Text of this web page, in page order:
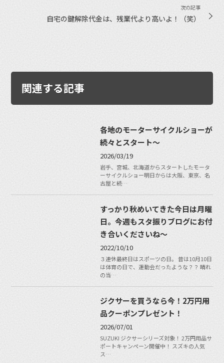
自宅の鍵解除代金は、残業代より高いよ！（笑）
関連する記事
各地のモーターサイクルショーが
続々とスタート〜
2026/03/19
岩手、宮城、北海道からスタートしたモータ
ーサイクルショー明日からは大阪、東京、名
古屋と続…
すっかり秋めいてきた今日は月曜
日。今週もスタ振りブログにお付
き合いくださいね〜
2022/10/10
３連休最終日はスポーツの日。 昔は10月10日
は体育の日で、運動会だったような？？ 晴れ
の当…
ジクサーを買うなら今！2万円用
品クーポンプレゼント！
2026/07/01
SUZUKI ジクサーシリーズ対象！ 2万円用品サ
ポートキャンペーン開催中！ スズキの人気
ス…